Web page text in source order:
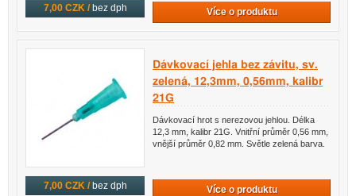
7,00 CZK / bez dph Více o produktu
7,00 CZK / bez dph
Dávkovací jehla bez závitu, sv.
zelená, 12,3mm, 0,56mm, kalibr
21G
Dávkovací hrot s nerezovou jehlou. Délka
12,3 mm, kalibr 21G. Vnitřní průměr 0,56 mm,
vnější průměr 0,82 mm. Světle zelená barva.
Více o produktu